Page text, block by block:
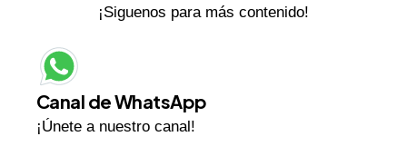
¡Siguenos para más contenido!
Canal de WhatsApp
¡Únete a nuestro canal!